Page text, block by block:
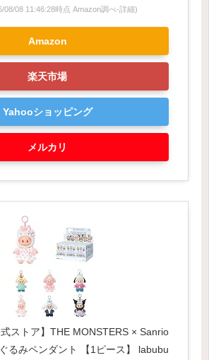
08/08 11:46:28時点 Amazon調べ-詳細)
Amazon
楽天市場
Yahooショッピング
メルカリ
式ストア】THE MONSTERS × Sanrio
るみペンダント 【1ピース】 labubu